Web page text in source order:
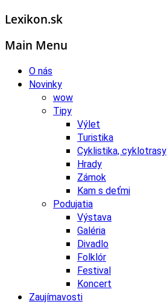
Lexikon.sk
Main Menu
O nás
Novinky
wow
Tipy
Výlet
Turistika
Cyklistika, cyklotrasy
Hrady
Zámok
Kam s deťmi
Podujatia
Výstava
Galéria
Divadlo
Folklór
Festival
Koncert
Zaujímavosti